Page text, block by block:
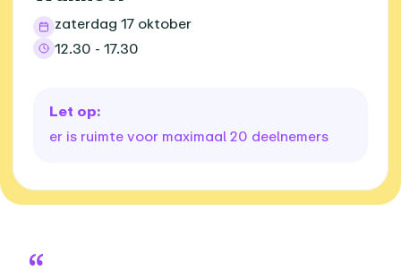
zaterdag 17 oktober
12.30 - 17.30
Let op:
er is ruimte voor maximaal 20 deelnemers
Over dit agenda-item